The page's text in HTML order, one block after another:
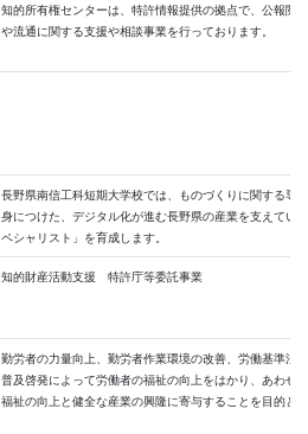
知的所有権センターは、特許情報提供の拠点で、公報閲
や流通に関する支援や相談事業を行っております。
長野県南信工科短期大学校では、ものづくりに関する専
身につけた、デジタル化が進む長野県の産業を支えてい
ペシャリスト」を育成します。
知的財産活動支援 特許庁等委託事業
勤労者の力量向上、勤労者作業環境の改善、労働基準法
普及啓発によって労働者の福祉の向上をはかり、あわせ
福祉の向上と健全な産業の興隆に寄与することを目的と